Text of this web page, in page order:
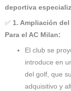
deportiva
✅ 1. Ampliación
Para el AC Milan:
El club se
introduce en
del golf, que
adquisitivo y